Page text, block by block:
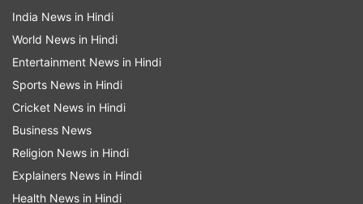
IMAGE SOURCE : INDIA TV
सुबह का मंत्र
India News in Hindi
World News in Hindi
Entertainment News in Hindi
Sports News in Hindi
Cricket News in Hindi
Business News
Religion News in Hindi
Explainers News in Hindi
Health News in Hindi